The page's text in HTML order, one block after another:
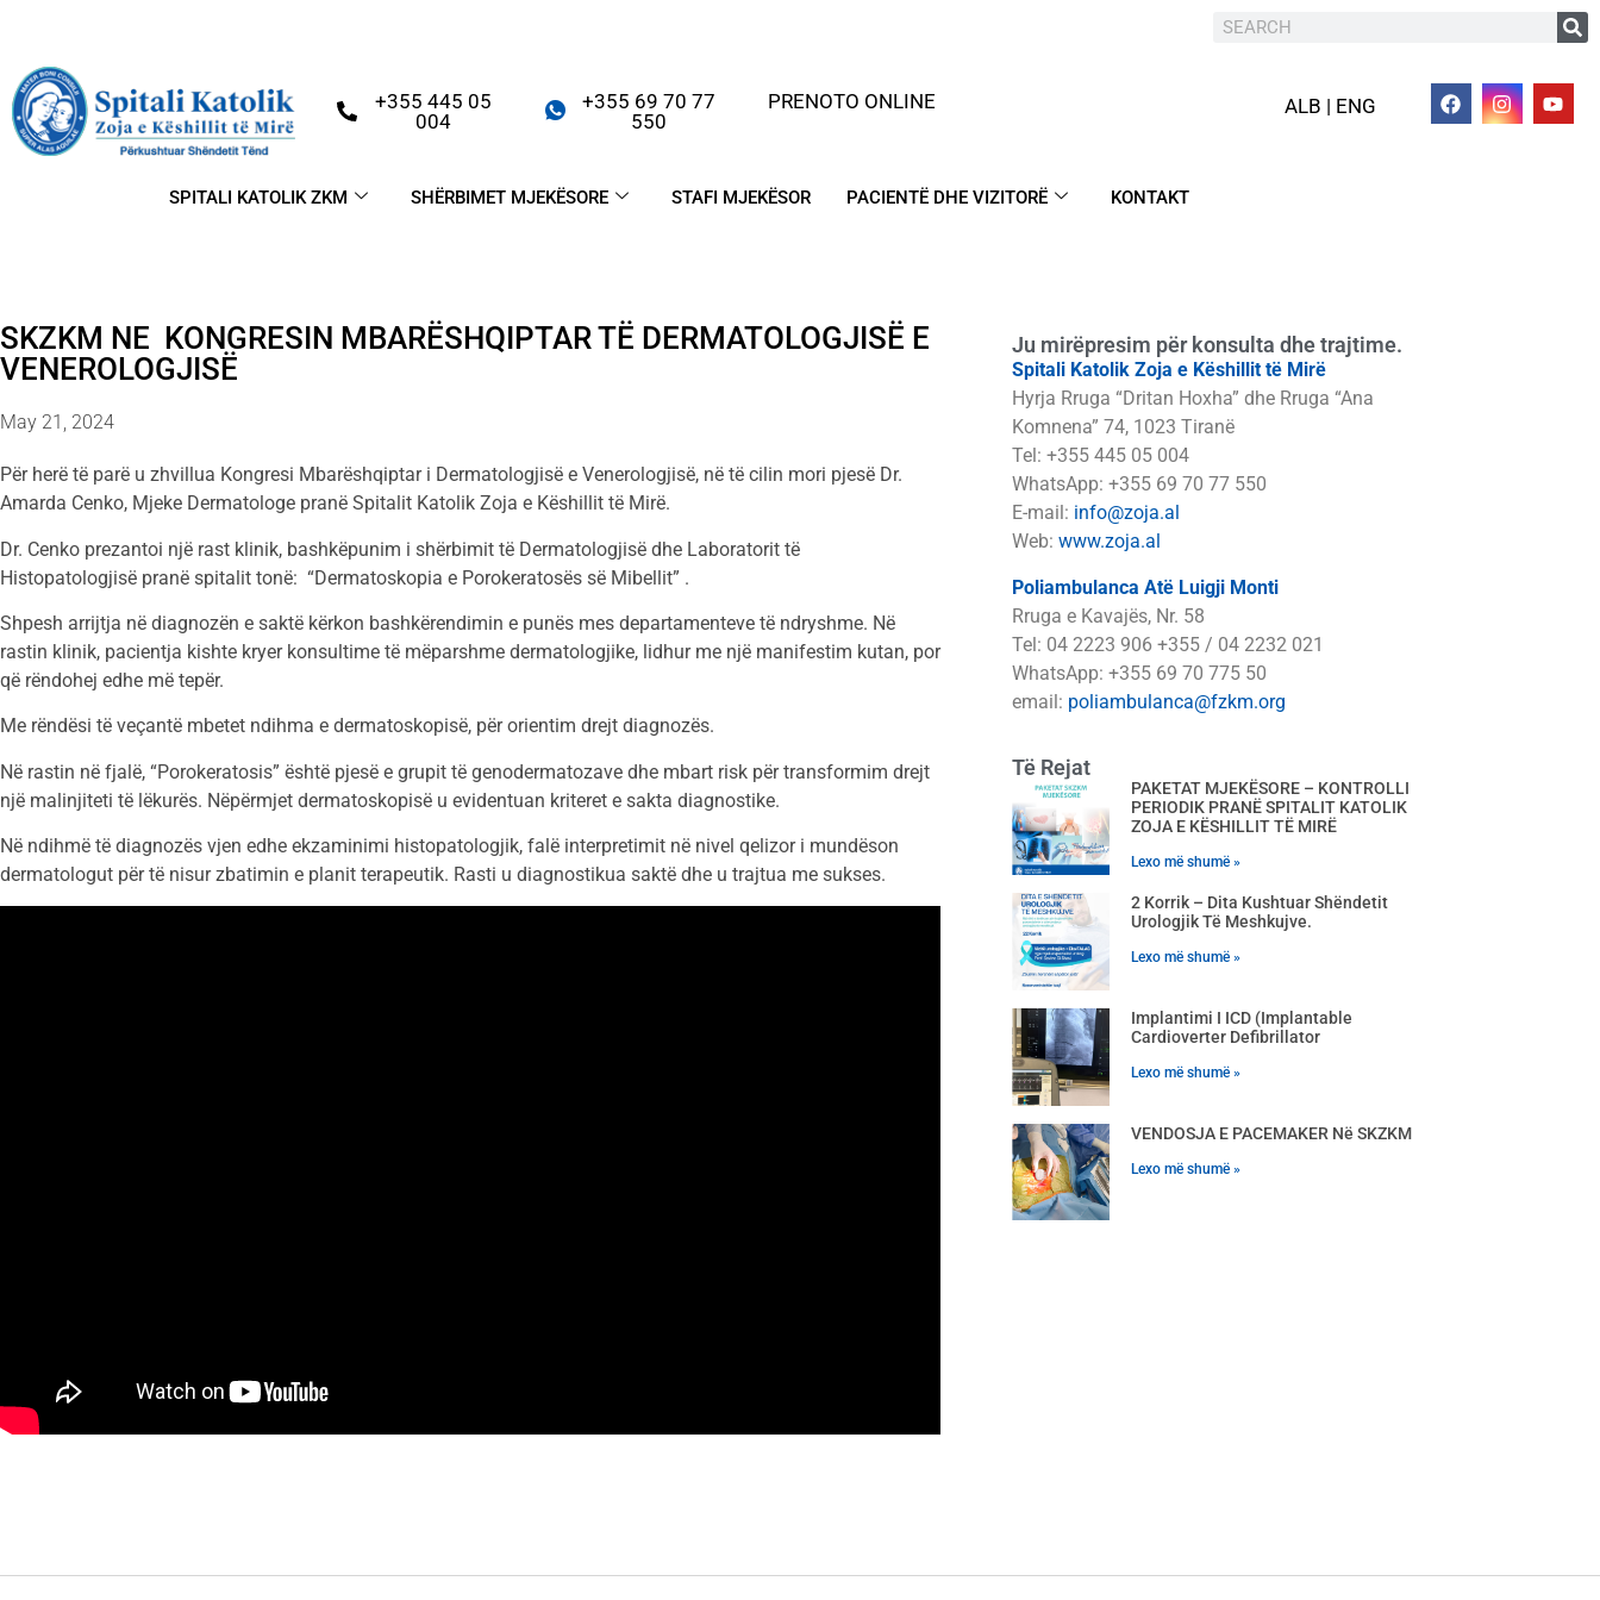
+355 445 05
004
+355 69 70 77
550
PRENOTO ONLINE ALB | ENG
SPITALI KATOLIK ZKM SHËRBIMET MJEKËSORE STAFI MJEKËSOR PACIENTË DHE VIZITORË KONTAKT
SKZKM NE KONGRESIN MBARËSHQIPTAR TË DERMATOLOGJISË E
VENEROLOGJISË
May 21, 2024
Për herë të parë u zhvillua Kongresi Mbarëshqiptar i Dermatologjisë e Venerologjisë, në të cilin mori pjesë Dr.
Amarda Cenko, Mjeke Dermatologe pranë Spitalit Katolik Zoja e Këshillit të Mirë.
Dr. Cenko prezantoi një rast klinik, bashkëpunim i shërbimit të Dermatologjisë dhe Laboratorit të
Histopatologjisë pranë spitalit tonë: “Dermatoskopia e Porokeratosës së Mibellit” .
Shpesh arrijtja në diagnozën e saktë kërkon bashkërendimin e punës mes departamenteve të ndryshme. Në
rastin klinik, pacientja kishte kryer konsultime të mëparshme dermatologjike, lidhur me një manifestim kutan, por
që rëndohej edhe më tepër.
Me rëndësi të veçantë mbetet ndihma e dermatoskopisë, për orientim drejt diagnozës.
Në rastin në fjalë, “Porokeratosis” është pjesë e grupit të genodermatozave dhe mbart risk për transformim drejt
një malinjiteti të lëkurës. Nëpërmjet dermatoskopisë u evidentuan kriteret e sakta diagnostike.
Në ndihmë të diagnozës vjen edhe ekzaminimi histopatologjik, falë interpretimit në nivel qelizor i mundëson
dermatologut për të nisur zbatimin e planit terapeutik. Rasti u diagnostikua saktë dhe u trajtua me sukses.
Ju mirëpresim për konsulta dhe trajtime.
Spitali Katolik Zoja e Këshillit të Mirë
Hyrja Rruga “Dritan Hoxha” dhe Rruga “Ana
Komnena” 74, 1023 Tiranë
Tel: +355 445 05 004
WhatsApp: +355 69 70 77 550
E-mail: info@zoja.al
Web: www.zoja.al
Poliambulanca Atë Luigji Monti
Rruga e Kavajës, Nr. 58
Tel: 04 2223 906 +355 / 04 2232 021
WhatsApp: +355 69 70 775 50
email: poliambulanca@fzkm.org
Të Rejat
PAKETAT MJEKËSORE – KONTROLLI
PERIODIK PRANË SPITALIT KATOLIK
ZOJA E KËSHILLIT TË MIRË
Lexo më shumë »
2 Korrik – Dita Kushtuar Shëndetit
Urologjik Të Meshkujve.
Lexo më shumë »
Implantimi I ICD (Implantable
Cardioverter Defibrillator
Lexo më shumë »
VENDOSJA E PACEMAKER Në SKZKM
Lexo më shumë »